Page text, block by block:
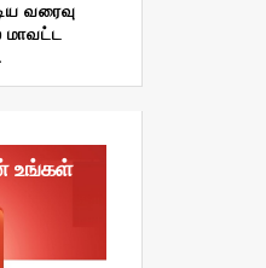
வரைவு
உங்கள்